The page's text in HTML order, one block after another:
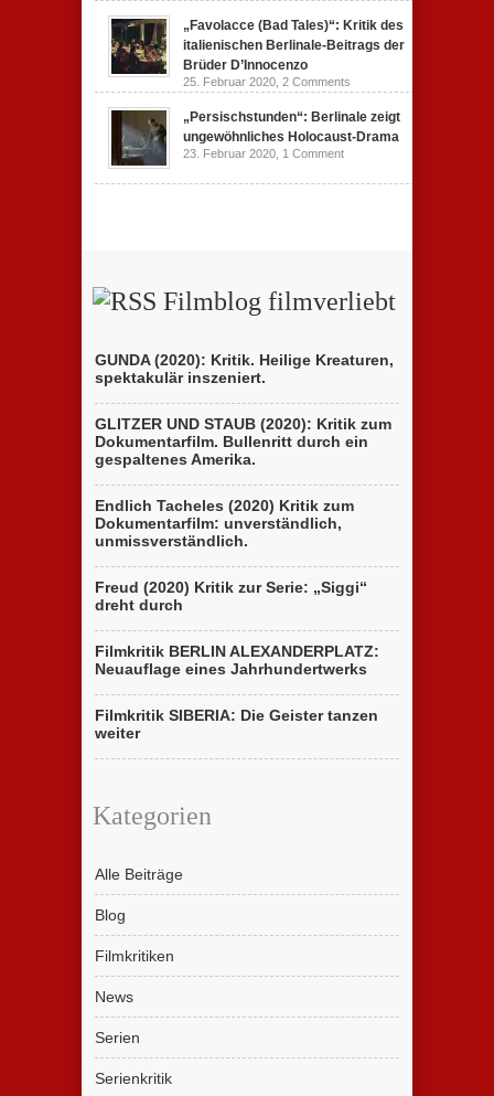
„Favolacce (Bad Tales)“: Kritik des
italienischen Berlinale-Beitrags der
Brüder D’Innocenzo
25. Februar 2020, 2 Comments
„Persischstunden“: Berlinale zeigt
ungewöhnliches Holocaust-Drama
23. Februar 2020, 1 Comment
Filmblog filmverliebt
GUNDA (2020): Kritik. Heilige Kreaturen,
spektakulär inszeniert.
GLITZER UND STAUB (2020): Kritik zum
Dokumentarfilm. Bullenritt durch ein
gespaltenes Amerika.
Endlich Tacheles (2020) Kritik zum
Dokumentarfilm: unverständlich,
unmissverständlich.
Freud (2020) Kritik zur Serie: „Siggi“
dreht durch
Filmkritik BERLIN ALEXANDERPLATZ:
Neuauflage eines Jahrhundertwerks
Filmkritik SIBERIA: Die Geister tanzen
weiter
Kategorien
Alle Beiträge
Blog
Filmkritiken
News
Serien
Serienkritik